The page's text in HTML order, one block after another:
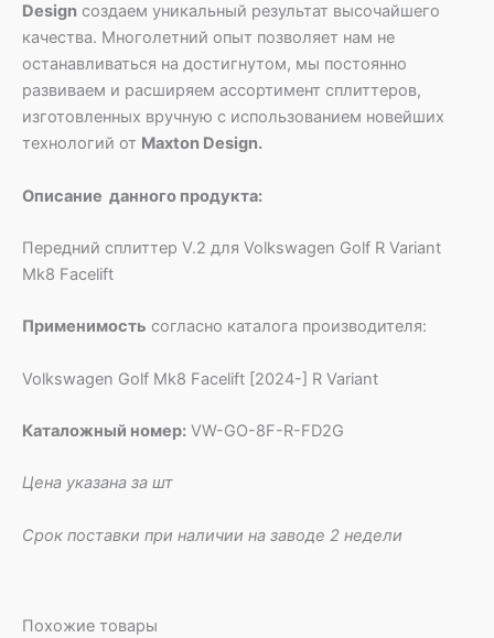
Design создаем уникальный результат высочайшего
качества. Многолетний опыт позволяет нам не
останавливаться на достигнутом, мы постоянно
развиваем и расширяем ассортимент сплиттеров,
изготовленных вручную с использованием новейших
технологий от Maxton Design.
Описание данного продукта:
Передний сплиттер V.2 для Volkswagen Golf R Variant
Mk8 Facelift
Применимость согласно каталога производителя:
Volkswagen Golf Mk8 Facelift [2024-] R Variant
Каталожный номер: VW-GO-8F-R-FD2G
Цена указана за шт
Срок поставки при наличии на заводе 2 недели
Похожие товары